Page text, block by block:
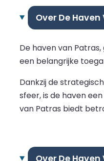
Over De
De haven van
een belangrijke
Dankzij de
sfeer, is de haven
van Patras biedt